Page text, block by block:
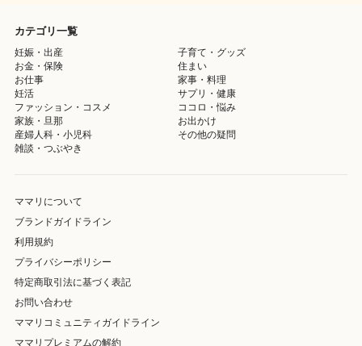
カテゴリ一覧
妊娠・出産
子育て・グッズ
お金・保険
住まい
お仕事
家事・料理
妊活
サプリ・健康
ファッション・コスメ
ココロ・悩み
家族・旦那
お出かけ
産婦人科・小児科
その他の疑問
雑談・つぶやき
ママリについて
ブランドガイドライン
利用規約
プライバシーポリシー
特定商取引法に基づく表記
お問い合わせ
ママリコミュニティガイドライン
ママリプレミアムの解約